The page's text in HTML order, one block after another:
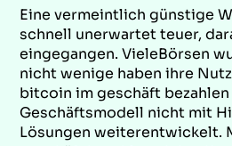
Eine vermeintlich günstige
schnell unerwartet teuer,
eingegangen. VieleBörsen
nicht wenige haben ihre
bitcoin im geschäft
Geschäftsmodell nicht mit
Lösungen weiterentwickelt.